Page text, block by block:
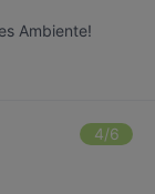
Ambiente!
4/6